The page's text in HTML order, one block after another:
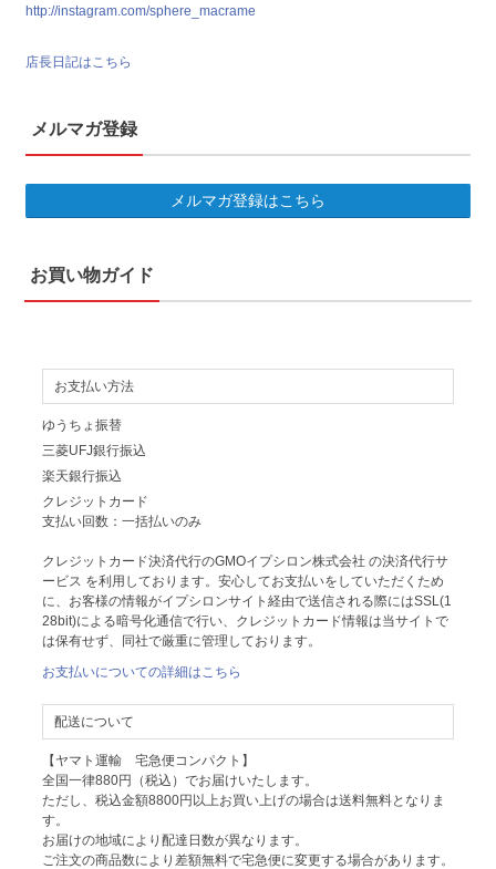
http://instagram.com/sphere_macrame
店長日記はこちら
メルマガ登録
メルマガ登録はこちら
お買い物ガイド
お支払い方法
ゆうちょ振替
三菱UFJ銀行振込
楽天銀行振込
クレジットカード
支払い回数：一括払いのみ
クレジットカード決済代行のGMOイプシロン株式会社 の決済代行サ
ービス を利用しております。安心してお支払いをしていただくため
に、お客様の情報がイプシロンサイト経由で送信される際にはSSL(1
28bit)による暗号化通信で行い、クレジットカード情報は当サイトで
は保有せず、同社で厳重に管理しております。
お支払いについての詳細はこちら
配送について
【ヤマト運輸 宅急便コンパクト】
全国一律880円（税込）でお届けいたします。
ただし、税込金額8800円以上お買い上げの場合は送料無料となりま
す。
お届けの地域により配達日数が異なります。
ご注文の商品数により差額無料で宅急便に変更する場合があります。